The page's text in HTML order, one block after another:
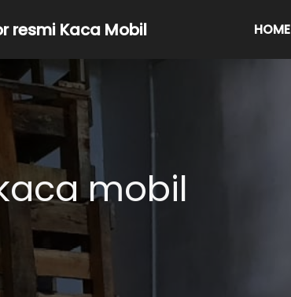
resmi Kaca Mobil HOME
mobil